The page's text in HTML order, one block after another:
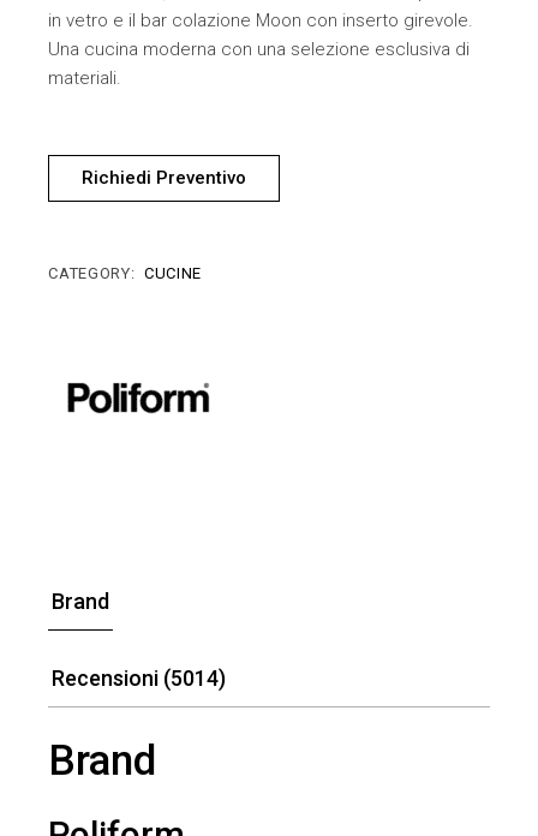
in vetro e il bar colazione Moon con inserto girevole.
Una cucina moderna con una selezione esclusiva di
materiali.
Richiedi Preventivo
CATEGORY: CUCINE
Brand
Recensioni (5014)
Brand